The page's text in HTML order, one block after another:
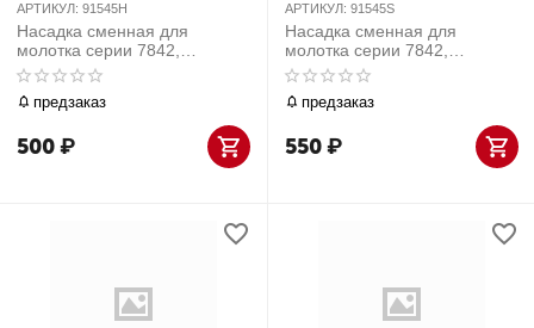
АРТИКУЛ: 91545H
Насадка сменная для
молотка серии 7842,
полиуретан, 45 мм, твердая
предзаказ
500₽
АРТИКУЛ: 91545S
Насадка сменная для
молотка серии 7842,
полиуретан, 45 мм, мягкая
предзаказ
550₽